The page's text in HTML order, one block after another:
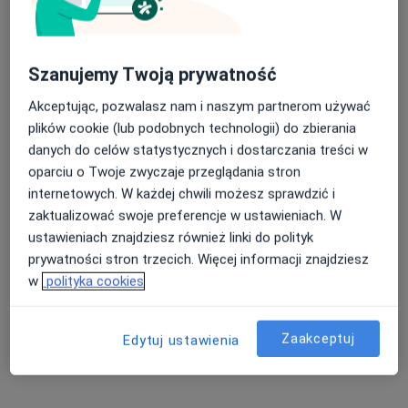
mgr Jacek Zaleski
Osteopata, Fizjoterapeuta
Os.Szafirowe 2a, Suchy Las •
SOMA MEDICA Fizjoterapia Osteopatia Medycyna
Konsultacja fizjoterapeutyczna
220 zł
Szanujemy Twoją prywatność
Akceptując, pozwalasz nam i naszym partnerom używać
plików cookie (lub podobnych technologii) do zbierania
danych do celów statystycznych i dostarczania treści w
oparciu o Twoje zwyczaje przeglądania stron
internetowych. W każdej chwili możesz sprawdzić i
zaktualizować swoje preferencje w ustawieniach. W
ustawieniach znajdziesz również linki do polityk
prywatności stron trzecich. Więcej informacji znajdziesz
w polityka cookies
Edytuj ustawienia Zaakceptuj